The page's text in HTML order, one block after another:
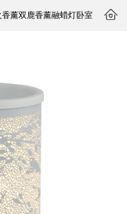
薰双鹿香薰融蜡灯卧室 